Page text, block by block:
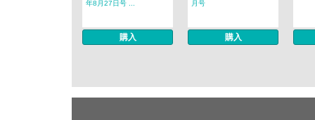
年8月27日号 ...
購入
月号
購入